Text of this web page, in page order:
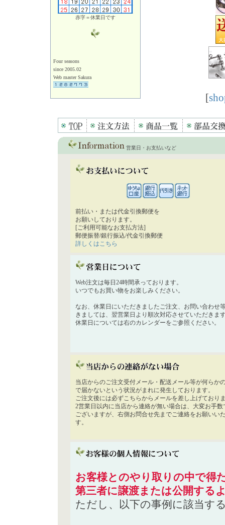
赤字＝休業日です
Four seasons
since 2005.02
Web master Sakura
[
営業日・お支払いなど
前払い・または代金引換郵便を
お願いしております。
[ご利用可能なお支払方法]
郵便振替/銀行振込/代金引換郵便
詳しくはこちら
Web注文は毎日24時間承っております。
いつでもお買い物をお楽しみください。
なお、休業日にいただきましたご注文、お問い合わせ
きましては、翌営業日より順次対応させていただきま
休業日については右のカレンダーをご参照ください。
当店からのご注文受付メール・配送メール等が何らか
で届かないという状況がまれに発生しております。
ご注文後には必ずこちらからメールを差し上げており
2営業日以内に当店から連絡が無い場合は、大変お手数
ございますが、右側お問合せ先までご連絡をお願いい
す。
お客様とのやり取りの中で得
第三者に譲渡または公開する
ただし、以下の事例に該当す